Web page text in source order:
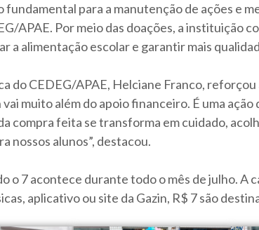
fundamental para a manutenção de ações e
APAE. Por meio das doações, a instituição
a alimentação escolar e garantir mais
do CEDEG/APAE, Helciane Franco, reforçou
vai muito além do apoio financeiro. É uma
compra feita se transforma em cuidado,
nossos alunos”, destacou.
o 7 acontece durante todo o mês de julho. A
aplicativo ou site da Gazin, R$ 7 são